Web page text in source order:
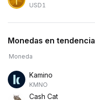
USD1
Monedas en tendencia
Moneda
Kamino
KMNO
Cash Cat